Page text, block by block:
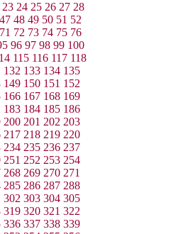
23 24 25 26 27 28
47 48 49 50 51 52
71 72 73 74 75 76
96 97 98 99 100
115 116 117 118
132 133 134 135
149 150 151 152
166 167 168 169
183 184 185 186
200 201 202 203
217 218 219 220
234 235 236 237
251 252 253 254
268 269 270 271
285 286 287 288
302 303 304 305
319 320 321 322
336 337 338 339